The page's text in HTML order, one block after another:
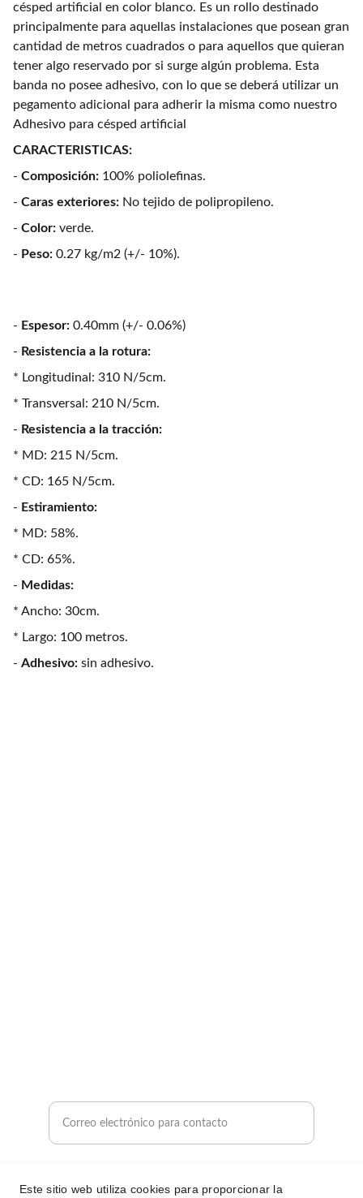
césped artificial en color blanco. Es un rollo destinado
principalmente para aquellas instalaciones que posean gran
cantidad de metros cuadrados o para aquellos que quieran
tener algo reservado por si surge algún problema. Esta
banda no posee adhesivo, con lo que se deberá utilizar un
pegamento adicional para adherir la misma como nuestro
Adhesivo para césped artificial
CARACTERISTICAS:
- Composición: 100% poliolefinas.
- Caras exteriores: No tejido de polipropileno.
- Color: verde.
- Peso: 0.27 kg/m2 (+/- 10%).
- Espesor: 0.40mm (+/- 0.06%)
- Resistencia a la rotura:
* Longitudinal: 310 N/5cm.
* Transversal: 210 N/5cm.
- Resistencia a la tracción:
* MD: 215 N/5cm.
* CD: 165 N/5cm.
- Estiramiento:
* MD: 58%.
* CD: 65%.
- Medidas:
* Ancho: 30cm.
* Largo: 100 metros.
- Adhesivo: sin adhesivo.
Este sitio web utiliza cookies para proporcionar la